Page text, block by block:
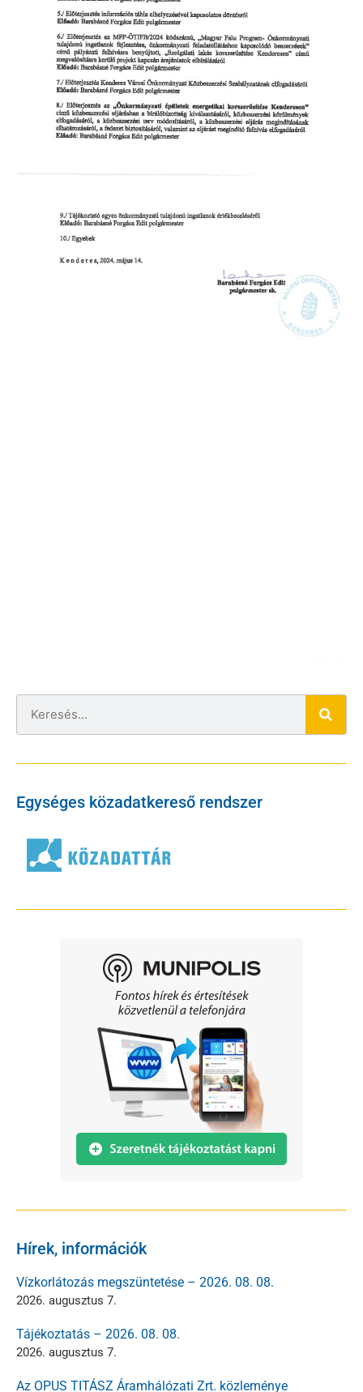
Egységes közadatkereső rendszer
Hírek, információk
Vízkorlátozás megszüntetése – 2026. 08. 08.
2026. augusztus 7.
Tájékoztatás – 2026. 08. 08.
2026. augusztus 7.
Az OPUS TITÁSZ Áramhálózati Zrt. közleménye